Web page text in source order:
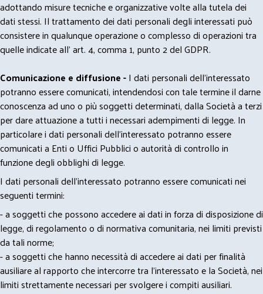
adottando misure tecniche e organizzative volte alla tutela dei
dati stessi. Il trattamento dei dati personali degli interessati può
consistere in qualunque operazione o complesso di operazioni tra
quelle indicate all' art. 4, comma 1, punto 2 del GDPR.
Comunicazione e diffusione -I dati personali dell’interessato
potranno essere comunicati, intendendosi con tale termine il darne
conoscenza ad uno o più soggetti determinati, dalla Società a terzi
per dare attuazione a tutti i necessari adempimenti di legge. In
particolare i dati personali dell’interessato potranno essere
comunicati a Enti o Uffici Pubblici o autorità di controllo in
funzione degli obblighi di legge.
I dati personali dell’interessato potranno essere comunicati nei
seguenti termini:
- a soggetti che possono accedere ai dati in forza di disposizione di
legge, di regolamento o di normativa comunitaria, nei limiti previsti
da tali norme;
- a soggetti che hanno necessità di accedere ai dati per finalità
ausiliare al rapporto che intercorre tra l’interessato e la Società, nei
limiti strettamente necessari per svolgere i compiti ausiliari.